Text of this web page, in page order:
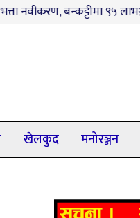
९५ लाभग्राहीले लिए सेवा
खेलकुद मनोरञ्जन